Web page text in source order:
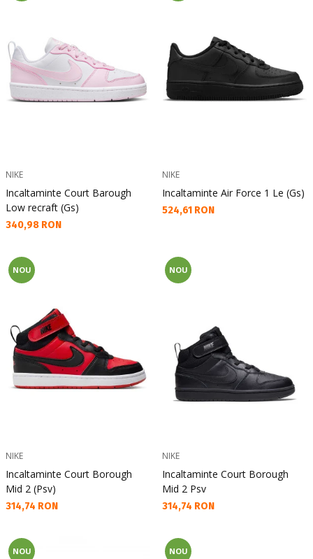
NIKE
Incaltaminte Court Barough
Low recraft (Gs)
Текуща цена:
340,98 RON
NIKE
Incaltaminte Air Force 1 Le (Gs)
Текуща цена:
524,61 RON
NOU
NIKE
Incaltaminte Court Borough
Mid 2 (Psv)
Текуща цена:
314,74 RON
NOU
NIKE
Incaltaminte Court Borough
Mid 2 Psv
Текуща цена:
314,74 RON
NOU NOU